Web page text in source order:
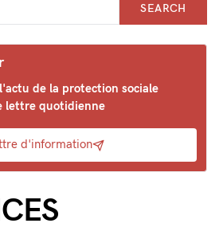
SEARCH
de la protection sociale
lettre quotidienne
d'information